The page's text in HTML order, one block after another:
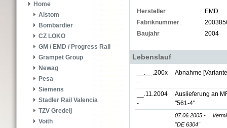
Home
Alstom
Bombardier
CZ LOKO
GM / EMD / Progress Rail
Grampet Group
Newag
Pesa
Siemens
Stadler Rail Valencia
TZV Gredelj
Voith
Hersteller
EMD
Fabriknummer
Baujahr
2004
Lebenslauf
__.__.200x
-
Abnahme
__.11.2004
-
Auslieferung an
"561-4"
07.06.2005 -
"DE 6304"